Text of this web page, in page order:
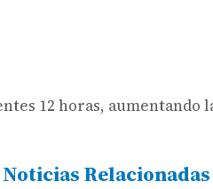
12 horas, aumentando
Noticias Relacionadas